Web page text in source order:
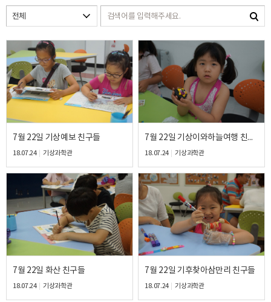
7월 22일 기상예보 친구들
18.07.24 기상과학관
7월 22일 기상이와하늘여행 친구들
18.07.24 기상과학관
7월 22일 화산 친구들
18.07.24 기상과학관
7월 22일 기후찾아삼만리 친구들
18.07.24 기상과학관